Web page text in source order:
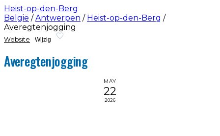
Heist-op-den-Berg
België / Antwerpen / Heist-op-den-Berg /
Averegtenjogging
Website Wijzig
Averegtenjogging
MAY
22
2026